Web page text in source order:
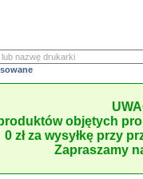
objętych
0 zł za wysyłkę przy
Zapraszamy